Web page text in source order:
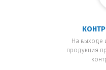
На выходе
продукция